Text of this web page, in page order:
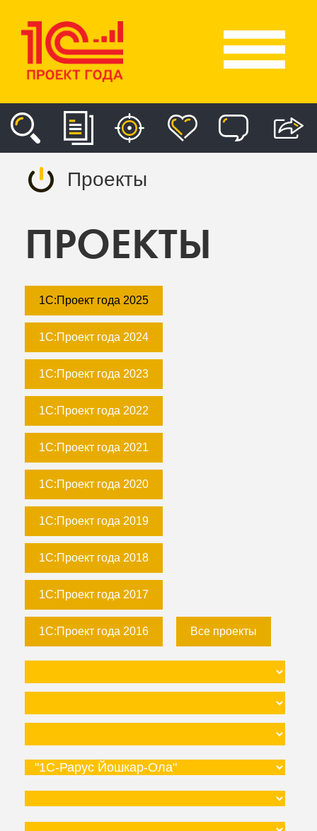
Проекты
ПРОЕКТЫ
1С:Проект года 2025
1С:Проект года 2024
1С:Проект года 2023
1С:Проект года 2022
1С:Проект года 2021
1С:Проект года 2020
1С:Проект года 2019
1С:Проект года 2018
1С:Проект года 2017
1С:Проект года 2016 Все проекты